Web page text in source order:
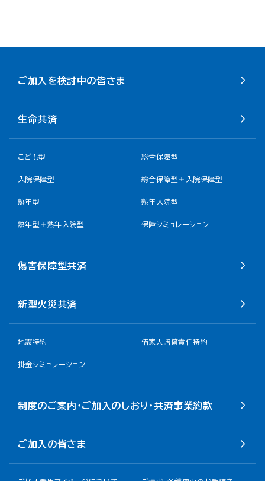
ご加入を検討中の皆さま
生命共済
こども型 総合保障型
入院保障型 総合保障型＋入院保障型
熟年型 熟年入院型
熟年型＋熟年入院型 保障シミュレーション
傷害保障型共済
新型火災共済
地震特約 借家人賠償責任特約
掛金シミュレーション
制度のご案内・ご加入のしおり・共済事業約款
ご加入の皆さま